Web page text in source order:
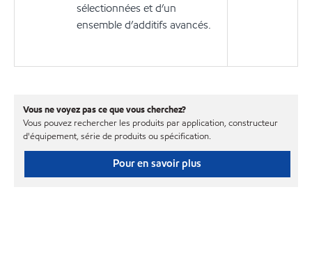
sélectionnées et d’un
ensemble d’additifs avancés.
Vous ne voyez pas ce que vous cherchez?
Vous pouvez rechercher les produits par application, constructeur
d'équipement, série de produits ou spécification.
Pour en savoir plus